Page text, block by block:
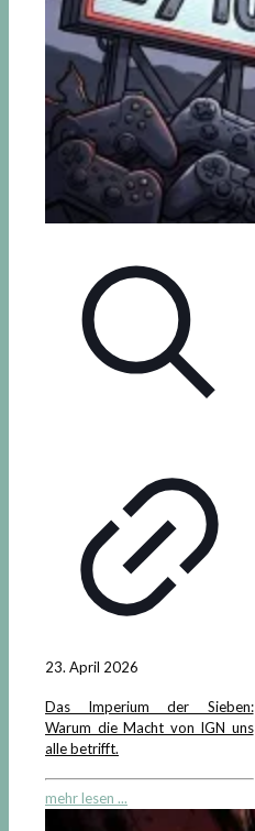
23. April 2026
Das Imperium der Sieben:
Warum die Macht von IGN uns
alle betrifft.
mehr lesen ...